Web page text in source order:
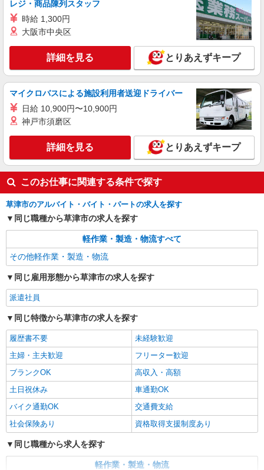
レジ・商品陳列スタッフ
時給 1,300円
大阪市中央区
詳細を見る とりあえずキープ
マイクロバスによる施設利用者送迎ドライバー
日給 10,900円〜10,900円
神戸市須磨区
詳細を見る とりあえずキープ
このお仕事に関連する条件で探す
草津市のアルバイト・バイト・パートの求人を探す
同じ職種から草津市の求人を探す
軽作業・製造・物流すべて
その他軽作業・製造・物流
同じ雇用形態から草津市の求人を探す
派遣社員
同じ特徴から草津市の求人を探す
履歴書不要
未経験歓迎
主婦・主夫歓迎
フリーター歓迎
ブランクOK
高収入・高額
土日祝休み
車通勤OK
バイク通勤OK
交通費支給
社会保険あり
資格取得支援制度あり
同じ職種から求人を探す
軽作業・製造・物流